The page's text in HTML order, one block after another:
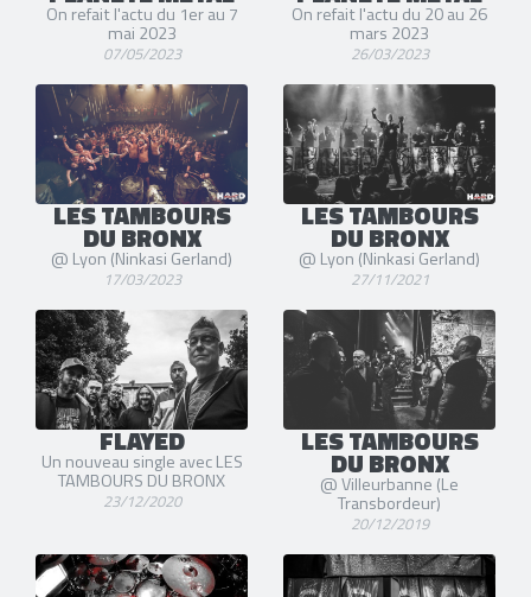
On refait l'actu du 1er au 7
mai 2023
07/05/2023
On refait l'actu du 20 au 26
mars 2023
26/03/2023
LES TAMBOURS
DU BRONX
@ Lyon (Ninkasi Gerland)
17/03/2023
LES TAMBOURS
DU BRONX
@ Lyon (Ninkasi Gerland)
27/11/2021
FLAYED
Un nouveau single avec LES
TAMBOURS DU BRONX
23/12/2020
LES TAMBOURS
DU BRONX
@ Villeurbanne (Le
Transbordeur)
20/12/2019